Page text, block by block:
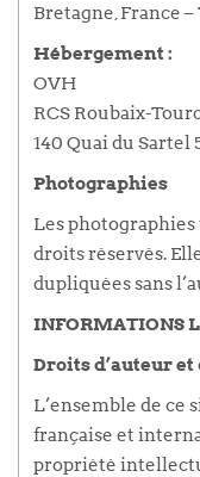
Bretagne, France –
Hébergement :
OVH
RCS Roubaix-
140 Quai du Sartel
Photographies
Les photographies
droits réservés.
dupliquées sans
INFORMATIONS
Droits d’auteur
L’ensemble de ce
française et
propriété